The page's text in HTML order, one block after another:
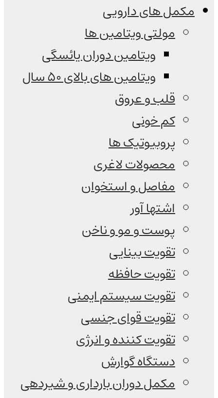
مکمل های دارویی
مولتی ویتامین ها
ویتامین دوران یائسگی
ویتامین های بالای 50 سال
قلب و عروق
کم خونی
پروبیوتیک ها
محصولات لاغری
مفاصل و استخوان
اشتها آور
پوست و مو و ناخن
تقویت بینایی
تقویت حافظه
تقویت سیستم ایمنی
تقویت قوای جنسی
تقویت کننده و انرژی
دستگاه گوارش
مکمل دوران بارداری و شیردهی